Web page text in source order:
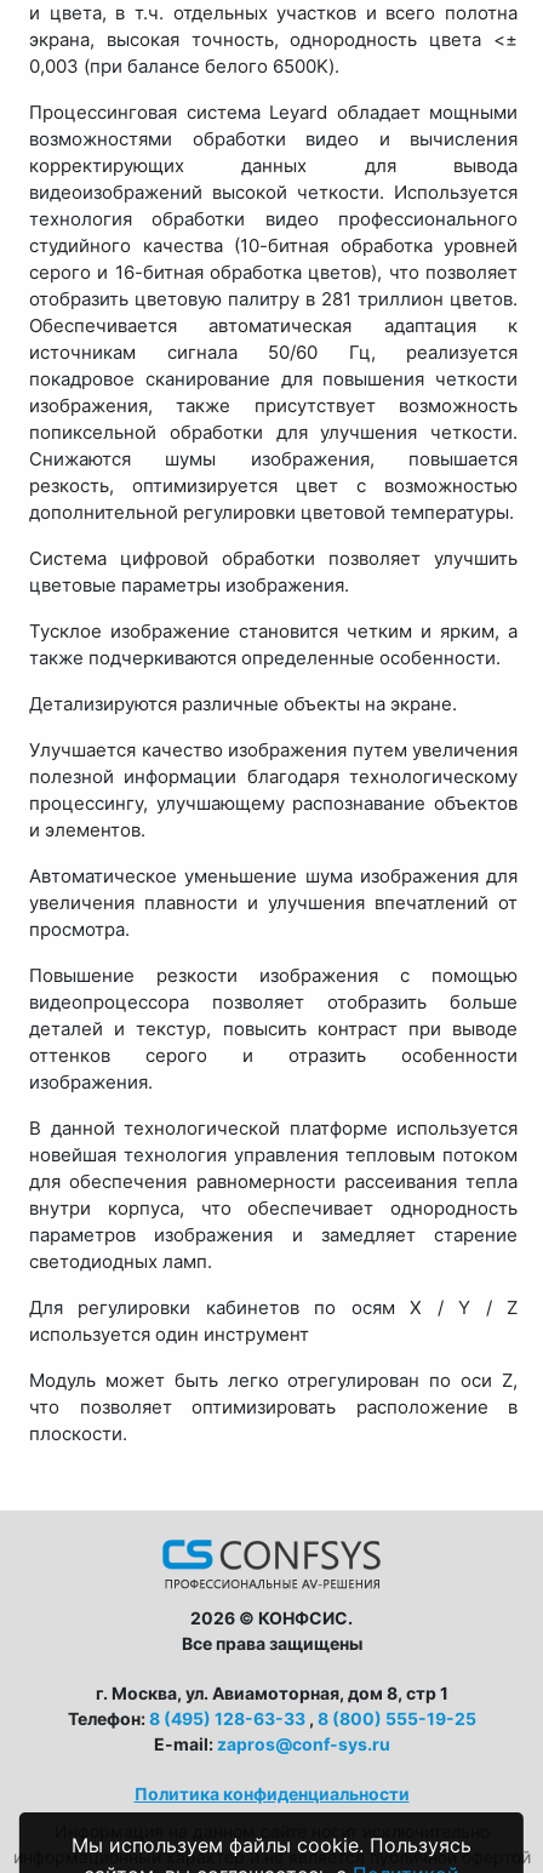
CONFSYS
С радостью ответим на ваши
вопросы!
и цвета, в т.ч. отдельных участков и всего полотна
экрана, высокая точность, однородность цвета <±
0,003 (при балансе белого 6500K).
Процессинговая система Leyard обладает мощными
возможностями обработки видео и вычисления
корректирующих данных для вывода
видеоизображений высокой четкости. Используется
технология обработки видео профессионального
студийного качества (10-битная обработка уровней
серого и 16-битная обработка цветов), что позволяет
отобразить цветовую палитру в 281 триллион цветов.
Обеспечивается автоматическая адаптация к
источникам сигнала 50/60 Гц, реализуется
покадровое сканирование для повышения четкости
изображения, также присутствует возможность
попиксельной обработки для улучшения четкости.
Снижаются шумы изображения, повышается
резкость, оптимизируется цвет с возможностью
дополнительной регулировки цветовой температуры.
Система цифровой обработки позволяет улучшить
цветовые параметры изображения.
Тусклое изображение становится четким и ярким, а
также подчеркиваются определенные особенности.
Детализируются различные объекты на экране.
Улучшается качество изображения путем увеличения
полезной информации благодаря технологическому
процессингу, улучшающему распознавание объектов
и элементов.
Автоматическое уменьшение шума изображения для
увеличения плавности и улучшения впечатлений от
просмотра.
Повышение резкости изображения с помощью
видеопроцессора позволяет отобразить больше
деталей и текстур, повысить контраст при выводе
оттенков серого и отразить особенности
изображения.
В данной технологической платформе используется
новейшая технология управления тепловым потоком
для обеспечения равномерности рассеивания тепла
внутри корпуса, что обеспечивает однородность
параметров изображения и замедляет старение
светодиодных ламп.
Для регулировки кабинетов по осям X / Y / Z
используется один инструмент
Модуль может быть легко отрегулирован по оси Z,
что позволяет оптимизировать расположение в
плоскости.
2026 © КОНФСИС.
Все права защищены
г. Москва, ул. Авиамоторная, дом 8, стр 1
Телефон:8 (495) 128-63-33 , 8 (800) 555-19-25
E-mail: zapros@conf-sys.ru
Политика конфиденциальности
информационный характер и не является публичной офертой
Мы используем файлы cookie. Пользуясь